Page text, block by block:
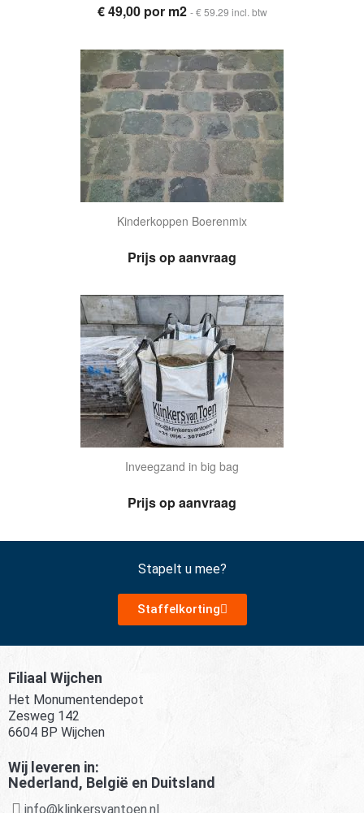
€ 49,00 por m2 - € 59.29 incl. btw
Kinderkoppen Boerenmix
Prijs op aanvraag
Inveegzand in big bag
Prijs op aanvraag
Stapelt u mee?
Staffelkorting
Filiaal Wijchen
Het Monumentendepot
Zesweg 142
6604 BP Wijchen
Wij leveren in:
Nederland, België en Duitsland
info@klinkersvantoen.nl